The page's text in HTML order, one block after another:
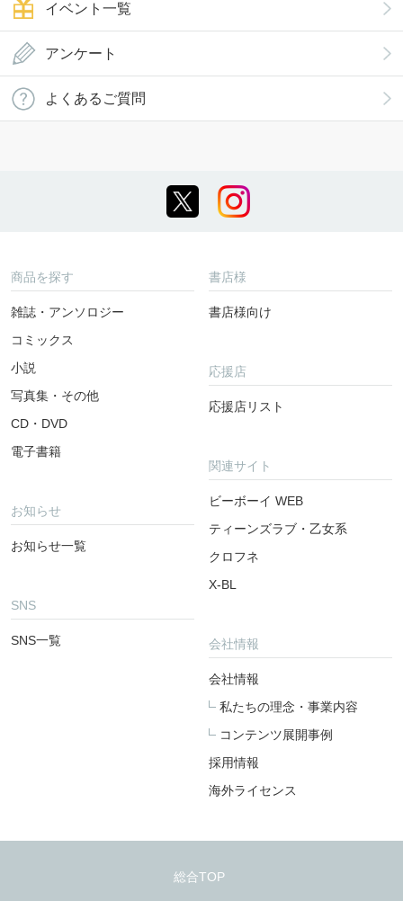
イベント一覧
アンケート
よくあるご質問
商品を探す
雑誌・アンソロジー
コミックス
小説
写真集・その他
CD・DVD
電子書籍
お知らせ
お知らせ一覧
SNS
SNS一覧
書店様
書店様向け
応援店
応援店リスト
関連サイト
ビーボーイ WEB
ティーンズラブ・乙女系
クロフネ
X-BL
会社情報
会社情報
私たちの理念・事業内容
コンテンツ展開事例
採用情報
海外ライセンス
総合TOP